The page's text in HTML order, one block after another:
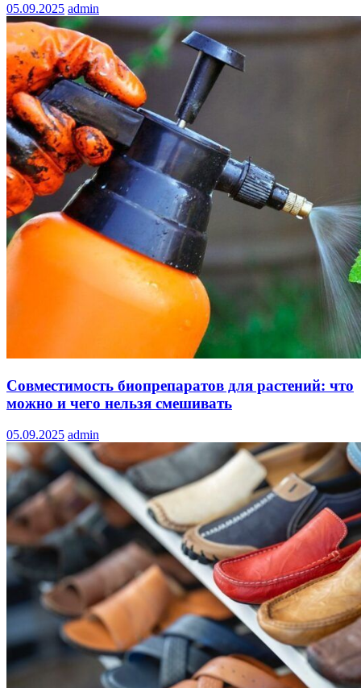
05.09.2025 admin
Совместимость биопрепаратов для растений: что
можно и чего нельзя смешивать
05.09.2025 admin